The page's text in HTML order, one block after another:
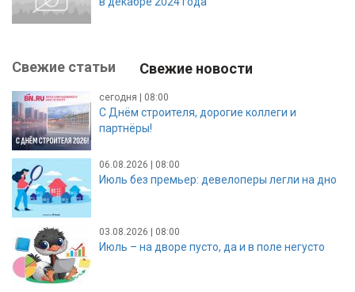
Свежие статьи Свежие новости
сегодня | 08:00
С Днём строителя, дорогие коллеги и
партнёры!
06.08.2026 | 08:00
Июль без премьер: девелоперы легли на дно
03.08.2026 | 08:00
Июль – на дворе пусто, да и в поле негусто